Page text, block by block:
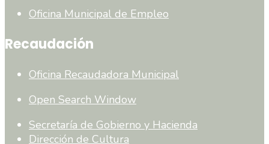
Oficina Municipal de Empleo
Recaudación
Oficina Recaudadora Municipal
Open Search Window
Secretaría de Gobierno y Hacienda
Dirección de Cultura